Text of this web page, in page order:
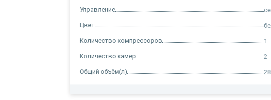
Управление
Цвет
Количество компрессоров 1
Количество камер 2
Общий объём(л)